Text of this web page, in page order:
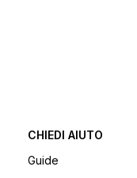
CHIEDI AIUTO
Guide